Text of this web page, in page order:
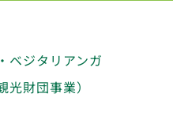
ベジタリアンガ
財団事業）